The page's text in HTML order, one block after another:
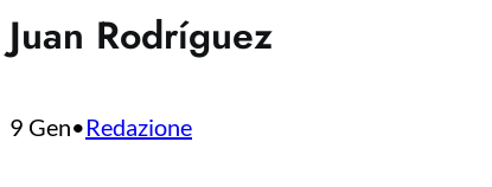
Juan Rodríguez
9 Gen•Redazione